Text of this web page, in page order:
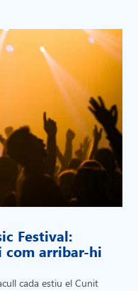
Festival:
com arribar-hi
cada estiu el Cunit